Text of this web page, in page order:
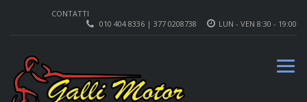
CONTATTI
LUN - VEN 8:30 - 19:00
010 404 8336 | 377 0208738